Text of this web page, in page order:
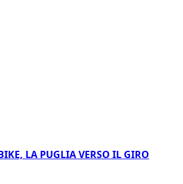
LA PUGLIA VERSO IL GIRO